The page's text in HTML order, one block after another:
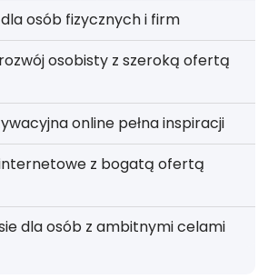
osób fizycznych i firm
osobisty z szeroką ofertą
online pełna inspiracji
z bogatą ofertą
dla osób z ambitnymi celami